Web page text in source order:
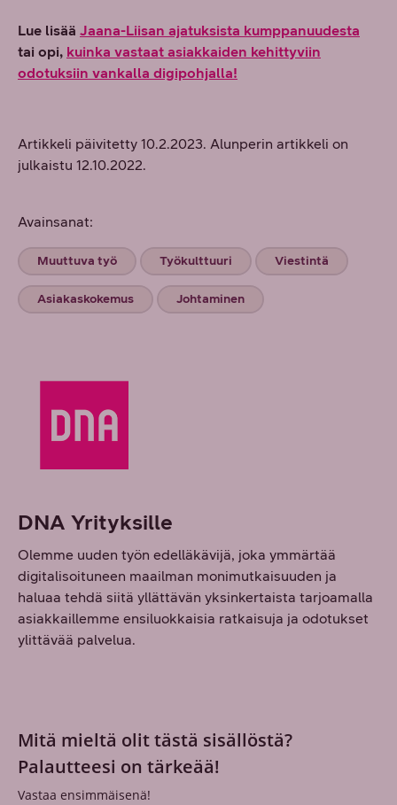
Lue lisää Jaana-Liisan ajatuksista kumppanuudesta
tai opi, kuinka vastaat asiakkaiden kehittyviin
odotuksiin vankalla digipohjalla!
Artikkeli päivitetty 10.2.2023. Alunperin artikkeli on
julkaistu 12.10.2022.
Avainsanat:
Muuttuva työ Työkulttuuri Viestintä
Asiakaskokemus Johtaminen
DNA Yrityksille
Olemme uuden työn edelläkävijä, joka ymmärtää
digitalisoituneen maailman monimutkaisuuden ja
haluaa tehdä siitä yllättävän yksinkertaista tarjoamalla
asiakkaillemme ensiluokkaisia ratkaisuja ja odotukset
ylittävää palvelua.
Mitä mieltä olit tästä sisällöstä?
Palautteesi on tärkeää!
Vastaa ensimmäisenä!